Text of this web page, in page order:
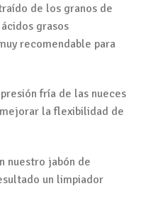
de los granos de
grasos
recomendable para
fría de las nueces
la flexibilidad de
nuestro jabón de
un limpiador